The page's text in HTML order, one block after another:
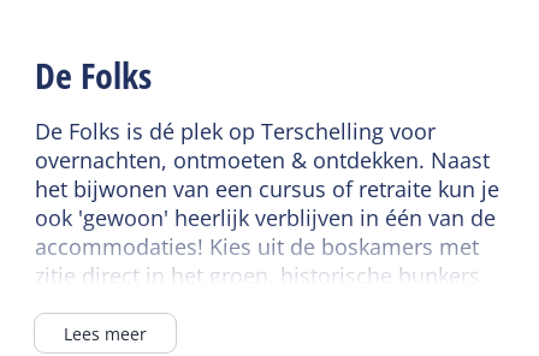
Dekbedden
Energielabel
Energielabel niet bekend
De Folks
De Folks is dé plek op Terschelling voor
overnachten, ontmoeten & ontdekken. Naast
het bijwonen van een cursus of retraite kun je
ook 'gewoon' heerlijk verblijven in één van de
accommodaties! Kies uit de boskamers met
zitje direct in het groen, historische bunkers
appartementen of verschillende soorten
Lees meer